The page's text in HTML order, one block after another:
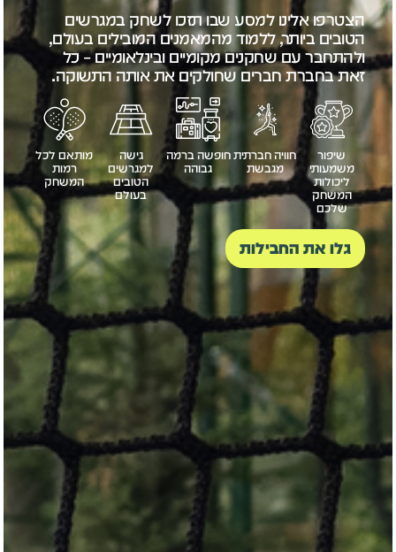
הצטרפו אלינו למסע שבו תזכו לשחק במגרשים
הטובים ביותר, ללמוד מהמאמנים המובילים בעולם,
ולהתחבר עם שחקנים מקומיים ובינלאומיים – כל
זאת בחברת חברים שחולקים את אותה התשוקה.
שיפור
משמעותי
ליכולות
המשחק
שלכם
חוויה חברתית
מגבשת
חופשה ברמה
גבוהה
גישה
למגרשים
הטובים
בעולם
מותאם לכל
רמות
המשחק
גלו את החבילות